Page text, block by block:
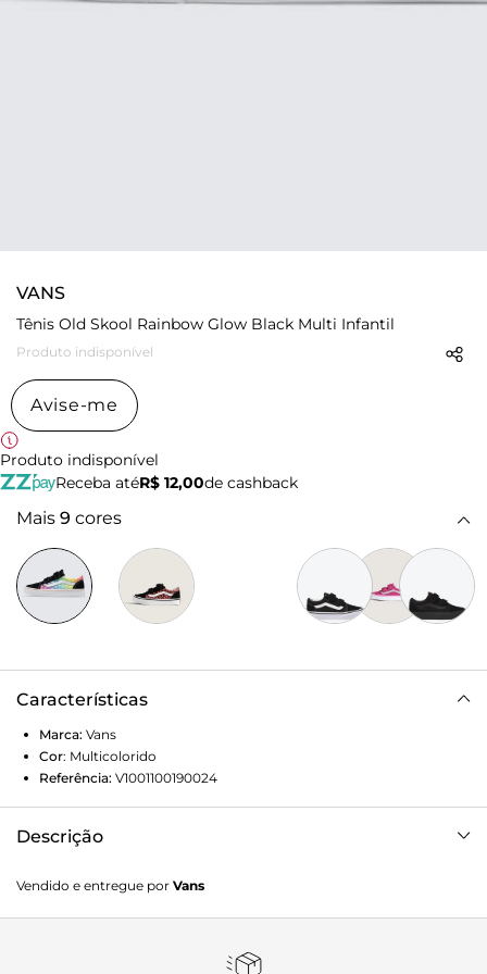
VANS
Tênis Old Skool Rainbow Glow Black Multi Infantil
Produto indisponível
Avise-me
Produto indisponível
Receba atéR$ 12,00de cashback
Mais 9 cores
Características
Marca: Vans
Cor: Multicolorido
Referência: V1001100190024
Descrição
confortável dos pequenos, o Tênis Old Skool Rainbow Glow
Black Multi Infantil homenageia o icônico tênis com
fechos duplos de velcro. Com cabedal durável de camurça e
Vendido e entregue por Vans